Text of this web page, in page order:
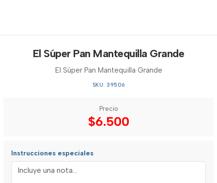
El Súper Pan Mantequilla Grande
El Súper Pan Mantequilla Grande
SKU: 39506
Precio
$6.500
Instrucciones especiales